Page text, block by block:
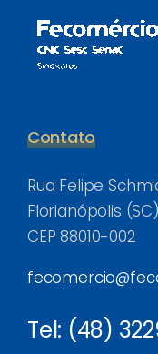
Contato
Rua Felipe
Florianópolis (SC)
CEP 88010-002
Tel: (48)